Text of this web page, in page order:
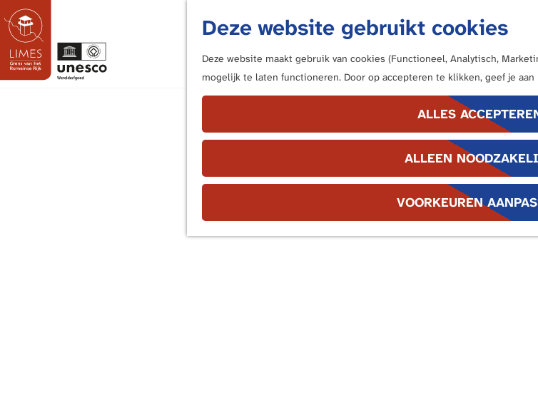
Deze website gebruikt cookies
Deze website maakt gebruik van cookies (Functioneel, Analytisch,
mogelijk te laten functioneren. Door op accepteren te klikken, geef je
ALLES
ALLEEN
VOORKEUREN